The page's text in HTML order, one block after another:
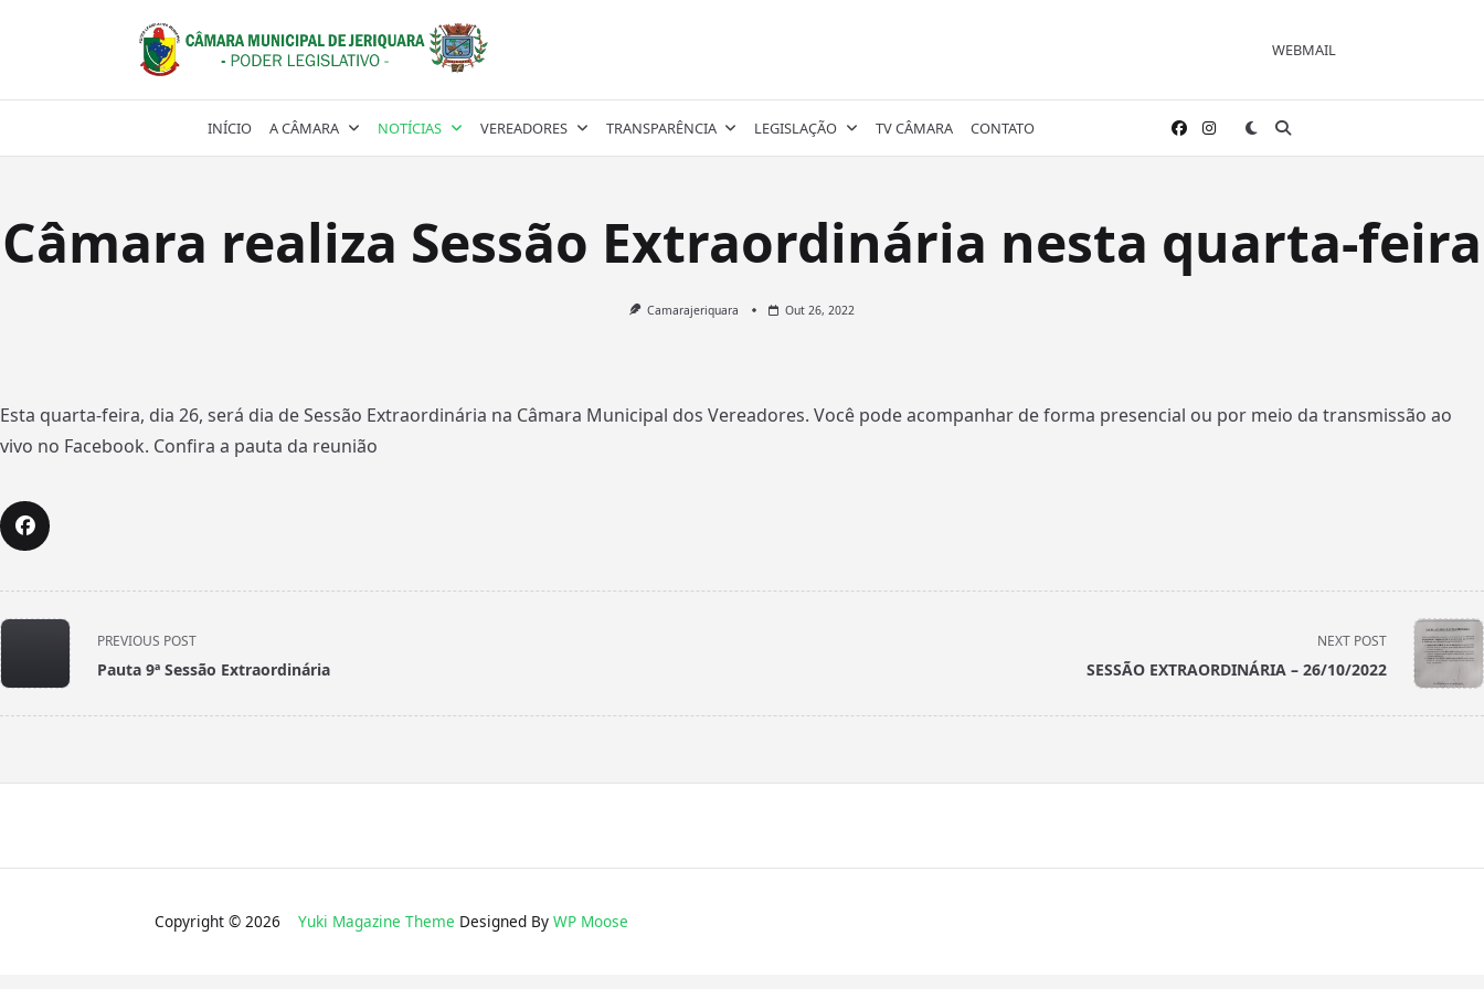
WEBMAIL
INÍCIO A CÂMARA NOTÍCIAS VEREADORES TRANSPARÊNCIA LEGISLAÇÃO TV CÂMARA CONTATO
Câmara realiza Sessão Extraordinária nesta quarta-feira
Camarajeriquara Out 26, 2022
Esta quarta-feira, dia 26, será dia de Sessão Extraordinária na Câmara Municipal dos Vereadores. Você pode acompanhar de forma presencial ou por meio da transmissão ao
vivo no Facebook. Confira a pauta da reunião
<span
class="nav-
subtitle
screen-
PREVIOUS POST
Pauta 9ª Sessão Extraordinária
NEXT POST
SESSÃO EXTRAORDINÁRIA – 26/10/2022
Copyright © 2026 Yuki Magazine Theme Designed By WP Moose